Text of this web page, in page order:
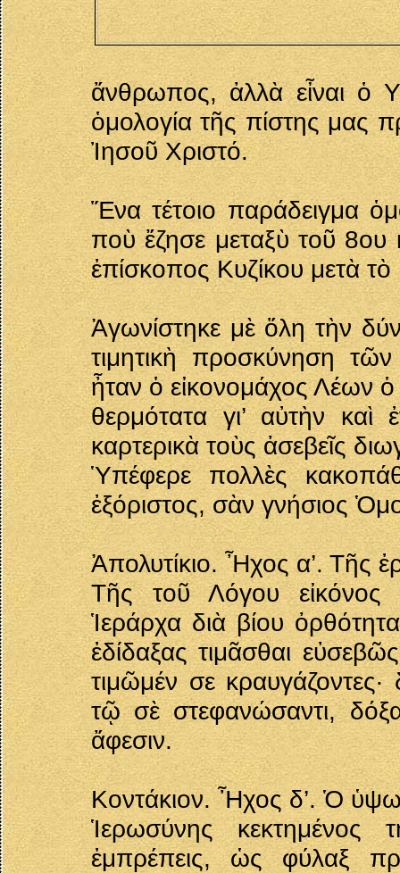
ἄνθρωπος, ἀλλὰ εἶναι ὁ
ὁμολογία τῆς πίστης μας
Ἰησοῦ Χριστό.
Ἕνα τέτοιο παράδειγμα
ποὺ ἔζησε μεταξὺ τοῦ 8ου
ἐπίσκοπος Κυζίκου μετὰ
Ἀγωνίστηκε μὲ ὅλη τὴν
τιμητικὴ προσκύνηση
ἦταν ὁ εἰκονομάχος Λέων
θερμότατα γι’ αὐτὴν καὶ
καρτερικὰ τοὺς ἀσεβεῖς
Ὑπέφερε πολλὲς
ἐξόριστος, σὰν γνήσιος
Ἀπολυτίκιο. Ἦχος α’. Τῆς
Τῆς τοῦ Λόγου εἰκόνος
Ἱεράρχα διὰ βίου
ἐδίδαξας τιμᾶσθαι
τιμῶμέν σε
τῷ σὲ στεφανώσαντι,
ἄφεσιν.
Κοντάκιον. Ἦχος δ’. Ὁ
Ἱερωσύνης κεκτημένος
ἐμπρέπεις, ὡς φύλαξ